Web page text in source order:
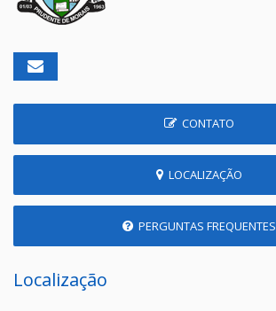
CONTATO
LOCALIZAÇÃO
PERGUNTAS FREQUENTES
Localização